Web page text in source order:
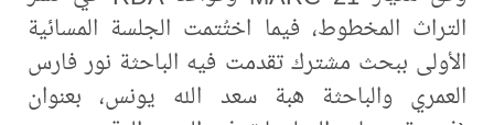
التراث المخطوط، فيما اختُتمت الجلسة المسائية
الأولى ببحث مشترك تقدمت فيه الباحثة نور فارس
العمري والباحثة هبة سعد الله يونس، بعنوان